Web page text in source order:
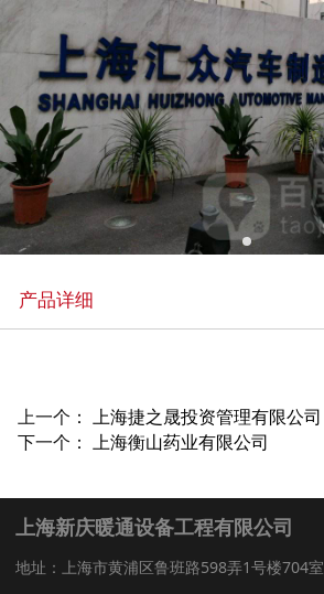
产品详细
上一个： 上海捷之晟投资管理有限公司
下一个： 上海衡山药业有限公司
上海新庆暖通设备工程有限公司
地址：上海市黄浦区鲁班路598弄1号楼704室